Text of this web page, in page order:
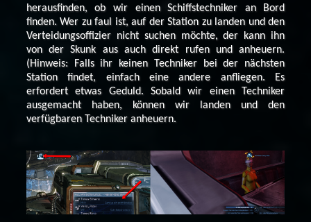
herausfinden, ob wir einen Schiffstechniker an Bord
finden. Wer zu faul ist, auf der Station zu landen und den
Verteidungsoffizier nicht suchen möchte, der kann ihn
von der Skunk aus auch direkt rufen und anheuern.
(Hinweis: Falls ihr keinen Techniker bei der nächsten
Station findet, einfach eine andere anfliegen. Es
erfordert etwas Geduld. Sobald wir einen Techniker
ausgemacht haben, können wir landen und den
verfügbaren Techniker anheuern.